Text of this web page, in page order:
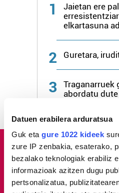
Datuen erabilera arduratsua
Guk eta gure 1022 kideek
zure IP zenbakia, esaterako,
bezalako teknologiak erabiliz
informazioak azitzen dugu
pertsonalizatua,
1
Jaietan ere
elkartasuna
2 Guretara,
3
Traganarruek
abordatu dute